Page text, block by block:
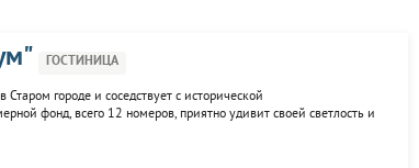
ГОСТИНИЦА
городе и соседствует с исторической
фонд, всего 12 номеров, приятно удивит своей светлость и
территории мини-гостиницы есть беседки для отдыха. К